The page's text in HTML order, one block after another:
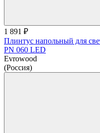
1 891 ₽
Плинтус напольный для
PN 060 LED
Evrowood
(Россия)